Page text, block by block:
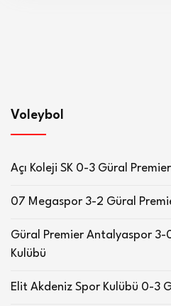
Voleybol
Açı Koleji SK 0-3 Güral
07 Megaspor 3-2 Güral
Güral Premier Antalyaspor 3-
Kulübü
Elit Akdeniz Spor Kulübü 0-3